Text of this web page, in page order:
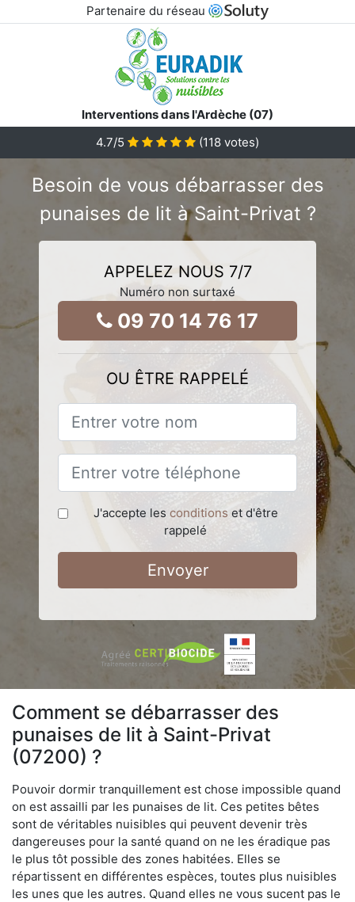
Partenaire du réseau
Interventions dans l'Ardèche (07)
4.7/5 (118 votes)
Besoin de vous débarrasser des
punaises de lit à Saint-Privat ?
APPELEZ NOUS 7/7
Numéro non surtaxé
09 70 14 76 17
OU ÊTRE RAPPELÉ
J'accepte les conditions et d'être
rappelé
Envoyer
Comment se débarrasser des
punaises de lit à Saint-Privat
(07200) ?
Pouvoir dormir tranquillement est chose impossible quand
on est assailli par les punaises de lit. Ces petites bêtes
sont de véritables nuisibles qui peuvent devenir très
dangereuses pour la santé quand on ne les éradique pas
le plus tôt possible des zones habitées. Elles se
répartissent en différentes espèces, toutes plus nuisibles
les unes que les autres. Quand elles ne vous sucent pas le